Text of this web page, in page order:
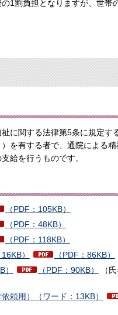
1割負担となりますが、世帯
に関する法律第5条に規定す
を有する者で、通院による
給を行うものです。
（PDF：105KB）
（PDF：48KB）
（PDF：118KB）
）
（PDF：86KB）
（PDF：90KB）
（
頼用）（ワード：13KB）